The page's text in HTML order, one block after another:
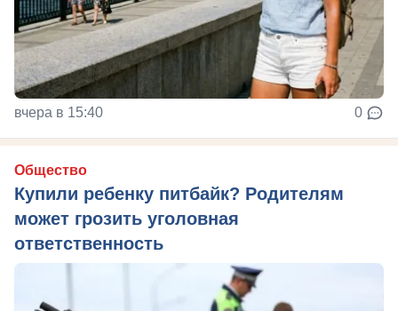
вчера в 15:40 0
Общество
Купили ребенку питбайк? Родителям
может грозить уголовная
ответственность